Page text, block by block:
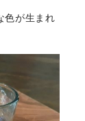
色が生まれ